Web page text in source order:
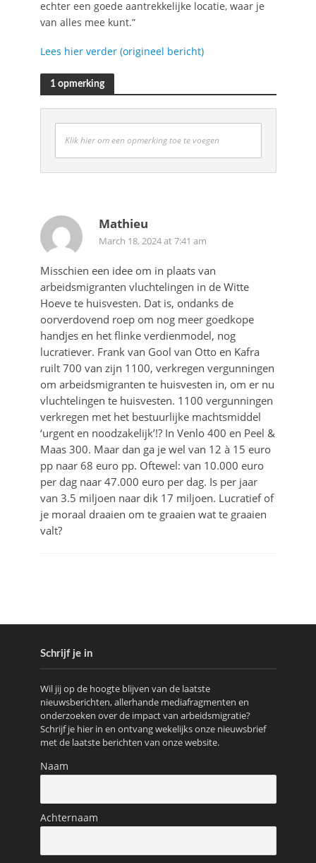
echter een goede aantrekkelijke locatie, waar je
van alles mee kunt.”
Lees hier verder (origineel bericht)
1 opmerking
Klik hier om een opmerking toe te voegen
Mathieu
March 18, 2024 at 7:41 am
Misschien een idee om in plaats van
arbeidsmigranten vluchtelingen in de Witte
Hoeve te huisvesten. Dat is, ondanks de
oorverdovend roep om nog meer goedkope
handjes en het flinke verdienmodel, nog
lucratiever. Frank van Gool van Otto en Kafra
ruilt 700 van zijn 1100, verkregen vergunningen
om arbeidsmigranten te huisvesten in, om er nu
vluchtelingen te huisvesten. 1100 vergunningen
verkregen met het bestuurlijke machtsmiddel
‘urgent en noodzakelijk’!? In Venlo 400 en Peel &
Maas 300. Maar dan ga je wel van 12 à 15 euro
pp naar 68 euro pp. Oftewel: van 10.000 euro
per dag naar 47.000 euro per dag. Is per jaar
van 3.5 miljoen naar dik 17 miljoen. Lucratief of
je moraal draaien om te graaien wat te graaien
valt?
Schrijf je in
Wil jij op de hoogte blijven van de laatste
nieuwsberichten, allerhande mediafragmenten en
onderzoeken over de impact van arbeidsmigratie?
Schrijf je hier in en ontvang wekelijks onze nieuwsbrief
met de laatste berichten van onze website.
Naam
Achternaam